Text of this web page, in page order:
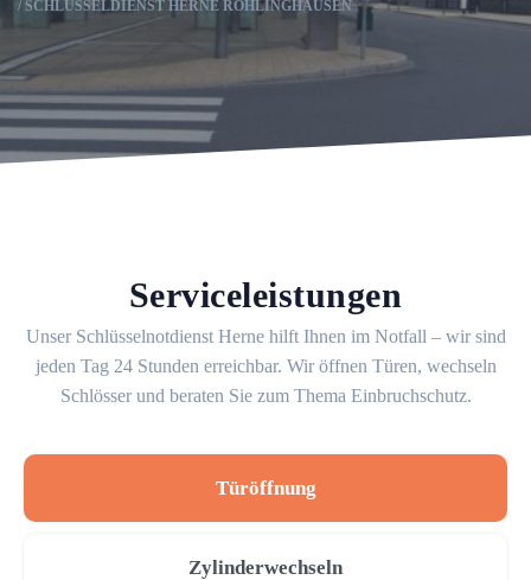
SCHLÜSSELDIENST HERNE RÖHLINGHAUSEN
Serviceleistungen
Unser Schlüsselnotdienst Herne hilft Ihnen im Notfall – wir sind
jeden Tag 24 Stunden erreichbar. Wir öffnen Türen, wechseln
Schlösser und beraten Sie zum Thema Einbruchschutz.
Türöffnung
Zylinderwechseln